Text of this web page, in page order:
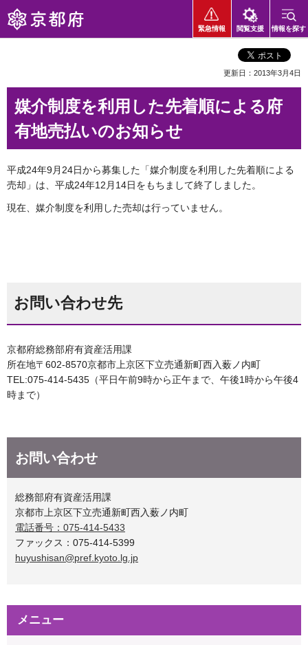
京都府
緊急情報 閲覧支援 情報を探す
更新日：2013年3月4日
媒介制度を利用した先着順による府
有地売払いのお知らせ
平成24年9月24日から募集した「媒介制度を利用した先着順による
売却」は、平成24年12月14日をもちまして終了しました。
現在、媒介制度を利用した売却は行っていません。
お問い合わせ先
京都府総務部府有資産活用課
所在地〒602-8570京都市上京区下立売通新町西入薮ノ内町
TEL:075-414-5435（平日午前9時から正午まで、午後1時から午後4
時まで）
お問い合わせ
総務部府有資産活用課
京都市上京区下立売通新町西入薮ノ内町
電話番号：075-414-5433
ファックス：075-414-5399
huyushisan@pref.kyoto.lg.jp
メニュー